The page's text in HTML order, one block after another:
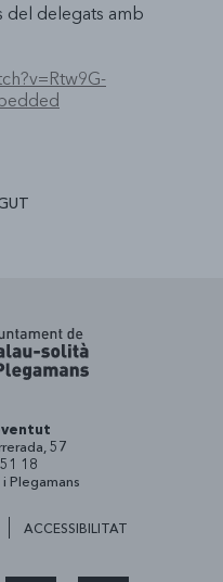
del delegats amb
57
18
Plegamans
ACCESSIBILITAT